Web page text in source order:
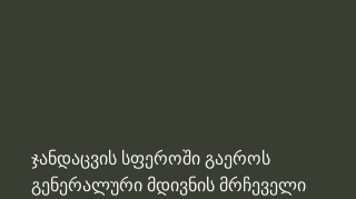
ჯანდაცვის სფეროში გაეროს
გენერალური მდივნის მრჩეველი